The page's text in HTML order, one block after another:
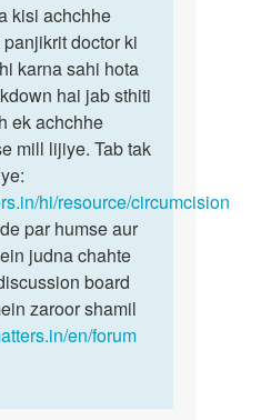
kisi achchhe
doctor ki
karna sahi hota
hai jab sthiti
ek achchhe
mill lijiye. Tab tak
hi/resource/circumcision
par humse aur
judna chahte
board
zaroor shamil
en/forum